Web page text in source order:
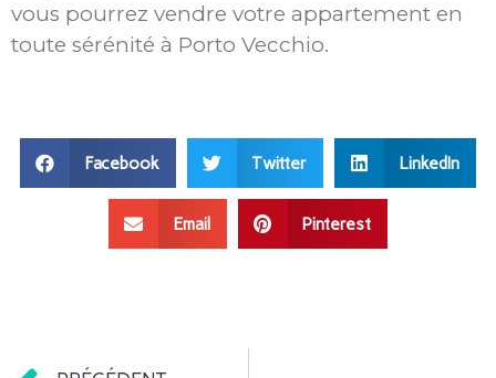
vous pourrez vendre votre appartement en
toute sérénité à Porto Vecchio.
Facebook Twitter LinkedIn
Email Pinterest